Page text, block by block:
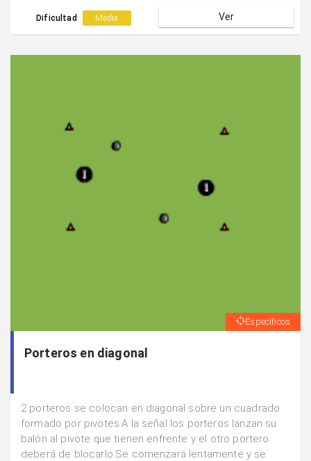
Dificultad Media Ver
Específicos
Porteros en diagonal
2 porteros se colocan en diagonal sobre un cuadrado
formado por pivotes.A la señal los porteros lanzan su
balón al pivote que tienen enfrente y el otro portero
deberá de blocarlo.Se comenzará lentamente y se